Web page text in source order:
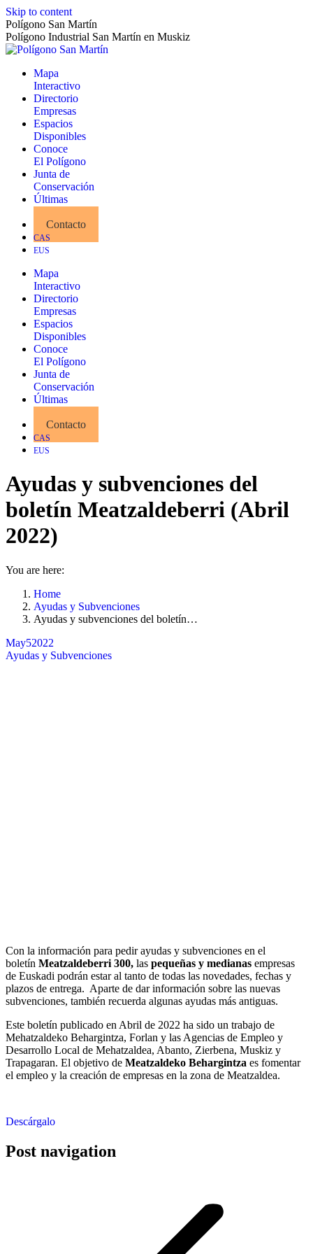
Skip to content
Polígono San Martín
Polígono Industrial San Martín en Muskiz
Mapa
Interactivo
Directorio
Empresas
Espacios
Disponibles
Conoce
El Polígono
Junta de
Conservación
Últimas
Contacto
CAS
EUS
Mapa
Interactivo
Directorio
Empresas
Espacios
Disponibles
Conoce
El Polígono
Junta de
Conservación
Últimas
Contacto
CAS
EUS
Ayudas y subvenciones del
boletín Meatzaldeberri (Abril
2022)
You are here:
Home
Ayudas y Subvenciones
Ayudas y subvenciones del boletín…
May52022
Ayudas y Subvenciones
Con la información para pedir ayudas y subvenciones en el
boletín Meatzaldeberri 300, las pequeñas y medianas empresas
de Euskadi podrán estar al tanto de todas las novedades, fechas y
plazos de entrega. Aparte de dar información sobre las nuevas
subvenciones, también recuerda algunas ayudas más antiguas.
Este boletín publicado en Abril de 2022 ha sido un trabajo de
Mehatzaldeko Behargintza, Forlan y las Agencias de Empleo y
Desarrollo Local de Mehatzaldea, Abanto, Zierbena, Muskiz y
Trapagaran. El objetivo de Meatzaldeko Behargintza es fomentar
el empleo y la creación de empresas en la zona de Meatzaldea.
Descárgalo
Post navigation